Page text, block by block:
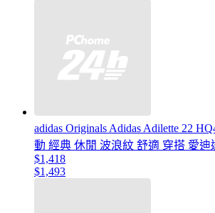
adidas Originals Adidas Adilette 22
動 經典 休閒 波浪紋 舒適 穿搭 愛迪
$1,418
$1,493